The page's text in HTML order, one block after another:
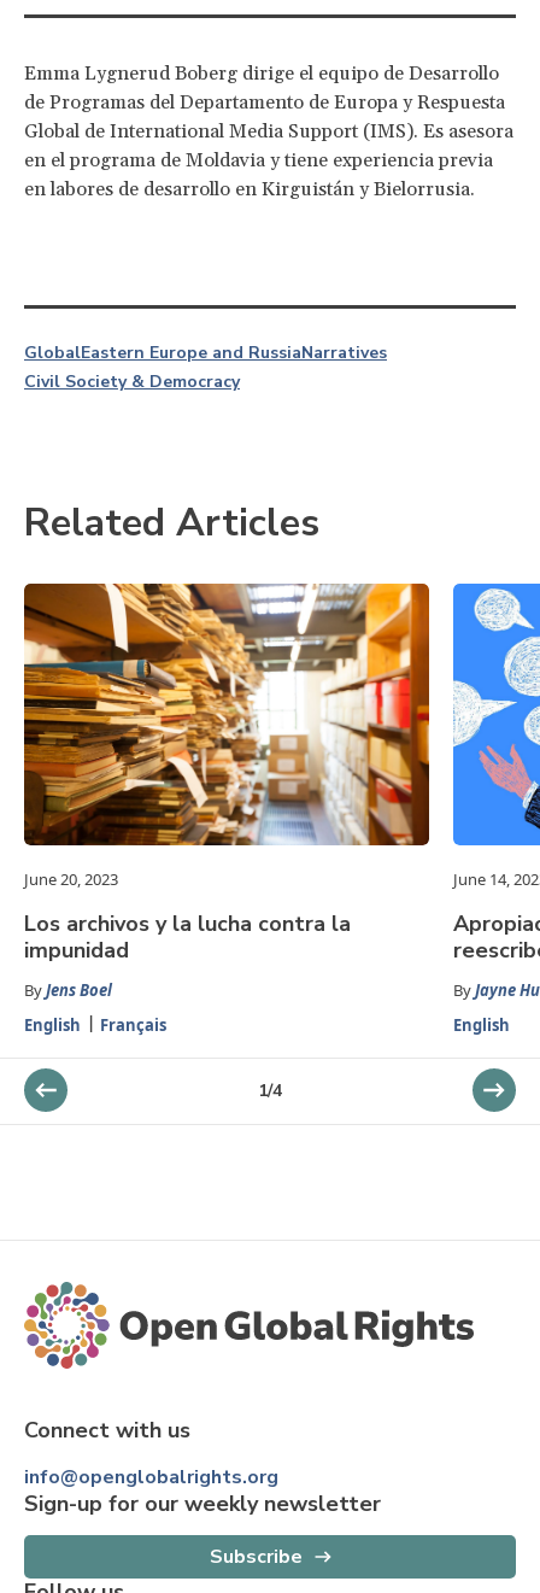
Emma Lygnerud Boberg dirige el equipo de Desarrollo
de Programas del Departamento de Europa y Respuesta
Global de International Media Support (IMS). Es asesora
en el programa de Moldavia y tiene experiencia previa
en labores de desarrollo en Kirguistán y Bielorrusia.
GlobalEastern Europe and RussiaNarratives
Civil Society & Democracy
Related Articles
June 20, 2023
Los archivos y la lucha contra la
impunidad
ByJens Boel
English
Français
June 14,
ByJayne
English
1/4
Connect with us
info@openglobalrights.org
Sign-up for our weekly newsletter
Subscribe